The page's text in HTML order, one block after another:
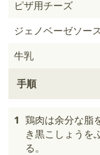
ピザ用チーズ
ジェノベーゼソース
牛乳
手順
1 鶏肉は余分な脂
き黒こしょうを
る。